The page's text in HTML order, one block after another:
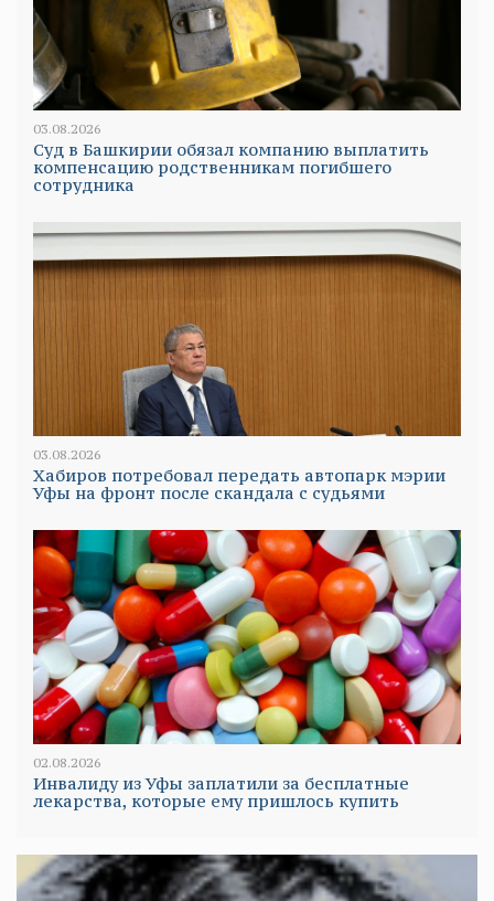
03.08.2026
Суд в Башкирии обязал компанию выплатить
компенсацию родственникам погибшего
сотрудника
03.08.2026
Хабиров потребовал передать автопарк мэрии
Уфы на фронт после скандала с судьями
02.08.2026
Инвалиду из Уфы заплатили за бесплатные
лекарства, которые ему пришлось купить